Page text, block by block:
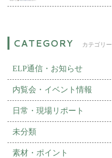
カテゴリー
ELP通信・お知らせ
内覧会・イベント情報
日常・現場リポート
未分類
素材・ポイント